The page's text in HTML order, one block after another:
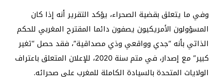
وفي ما يتعلق بقضية الصحراء، يؤكد التقرير أنه إذا كان
المسؤولون الأمريكيون يصفون دائما المقترح المغربي للحكم
الذاتي بأنه “جدي وواقعي وذي مصداقية”، فقد حصل “تغير
كبير” مع إصدار، في متم سنة 2020، للإعلان المتعلق باعتراف
الولايات المتحدة بالسيادة الكاملة للمغرب على صحرائه.